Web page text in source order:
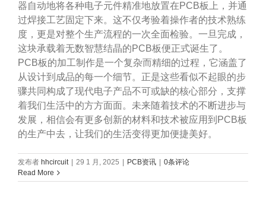
器自动地将各种电子元件精准地放置在PCB板上，并通
过焊接工艺固定下来。这不仅考验着操作者的技术熟练
度，更是对整个生产流程的一次全面检验。一旦完成，
这块承载着无数智慧结晶的PCB板便正式诞生了。
PCB板的加工制作是一个复杂而精细的过程，它涵盖了
从设计到成品的每一个细节。正是这些看似不起眼的步
骤共同构成了现代电子产品不可或缺的核心部分，支撑
着我们生活中的方方面面。未来随着技术的不断进步与
发展，相信会有更多创新的材料和技术被应用到PCB板
的生产中去，让我们的生活变得更加便捷美好。
发布者 hhcircuit 29 1 月, 2025 PCB资讯
0条评论
Read More